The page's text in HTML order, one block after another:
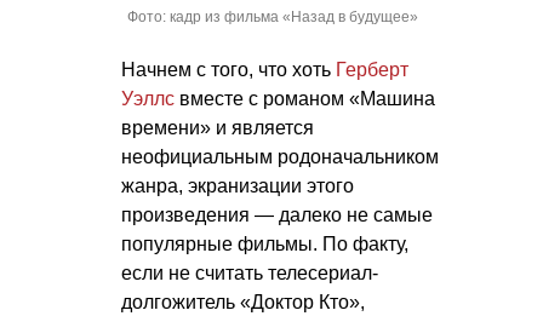
Фото: кадр из фильма «Назад в будущее»
Начнем с того, что хоть Герберт
Уэллс вместе с романом «Машина
времени» и является
неофициальным родоначальником
жанра, экранизации этого
произведения — далеко не самые
популярные фильмы. По факту,
если не считать телесериал-
долгожитель «Доктор Кто»,